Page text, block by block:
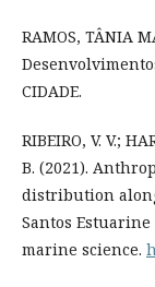
RAMOS, TÂNIA
CIDADE.
RIBEIRO, V. V.;
B. (2021).
distribution
Santos
marine science.